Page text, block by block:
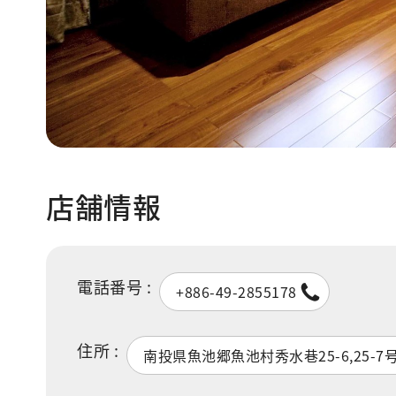
店舗情報
電話番号 : +886-49-2855178
住所 : 南投県魚池郷魚池村秀水巷25-6,25-7